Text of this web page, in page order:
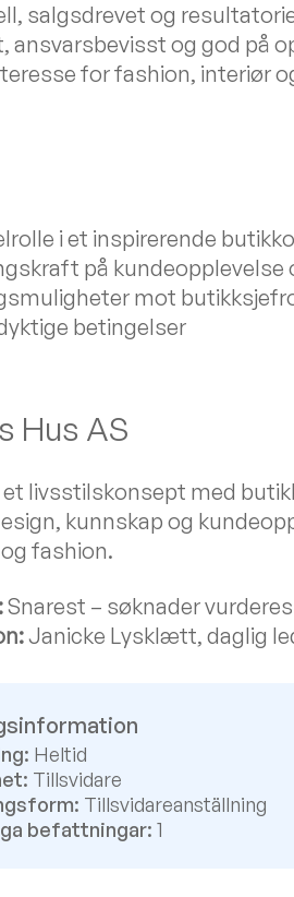
salgsdrevet og
ansvarsbevisst og god på
for fashion, interiør
i et inspirerende
på
mot
betingelser
Hus AS
et livsstilskonsept med
kunnskap og
fashion.
Snarest – søknader
Janicke Lysklætt, daglig
Heltid
Tillsvidare
Tillsvidareanställning
befattningar: 1